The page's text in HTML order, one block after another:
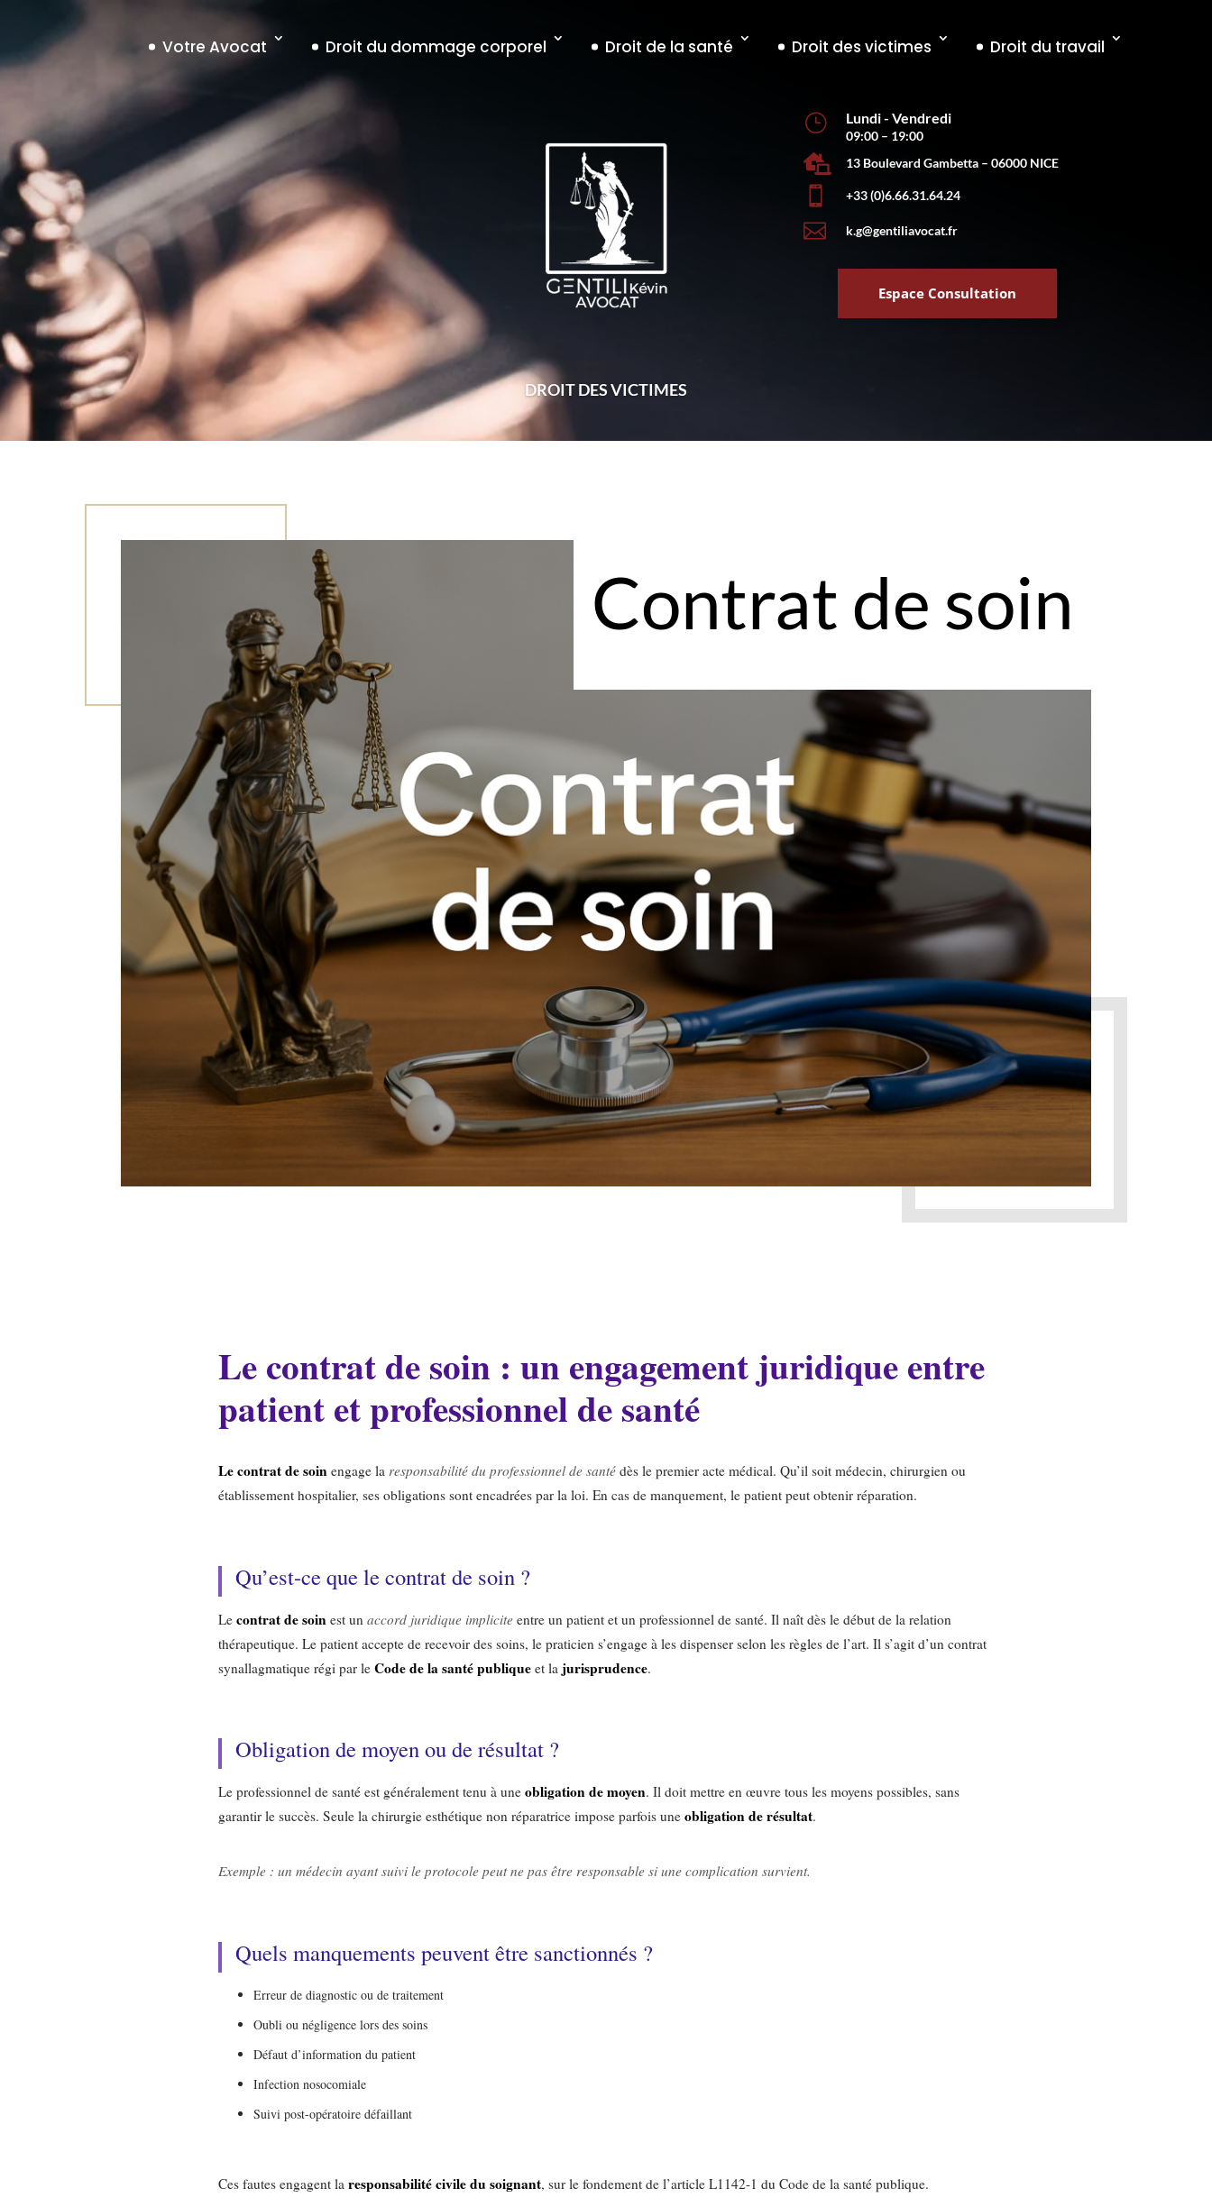
Votre Avocat Droit du dommage corporel Droit de la santé Droit des victimes Droit du travail
DROIT DES VICTIMES
} Lundi - Vendredi
09:00 – 19:00
 13 Boulevard Gambetta – 06000 NICE
 +33 (0)6.66.31.64.24
 k.g@gentiliavocat.fr
Espace Consultation
Contrat de soin
Le contrat de soin : un engagement juridique entre
patient et professionnel de santé
Le contrat de soin engage la responsabilité du professionnel de santé dès le premier acte médical. Qu’il soit médecin, chirurgien ou
établissement hospitalier, ses obligations sont encadrées par la loi. En cas de manquement, le patient peut obtenir réparation.
Qu’est-ce que le contrat de soin ?
Le contrat de soin est un accord juridique implicite entre un patient et un professionnel de santé. Il naît dès le début de la relation
thérapeutique. Le patient accepte de recevoir des soins, le praticien s’engage à les dispenser selon les règles de l’art. Il s’agit d’un contrat
synallagmatique régi par le Code de la santé publique et la jurisprudence.
Obligation de moyen ou de résultat ?
Le professionnel de santé est généralement tenu à une obligation de moyen. Il doit mettre en œuvre tous les moyens possibles, sans
garantir le succès. Seule la chirurgie esthétique non réparatrice impose parfois une obligation de résultat.
Exemple : un médecin ayant suivi le protocole peut ne pas être responsable si une complication survient.
Quels manquements peuvent être sanctionnés ?
Erreur de diagnostic ou de traitement
Oubli ou négligence lors des soins
Défaut d’information du patient
Infection nosocomiale
Suivi post-opératoire défaillant
Ces fautes engagent la responsabilité civile du soignant, sur le fondement de l’article L1142-1 du Code de la santé publique.